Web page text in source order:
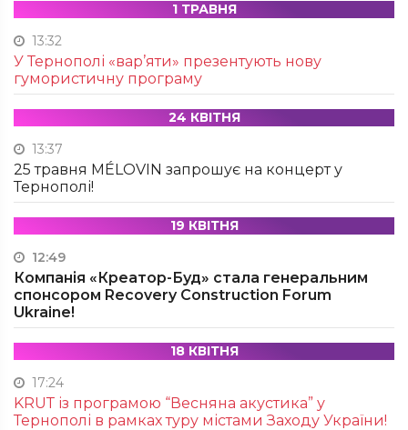
1 ТРАВНЯ
13:32
У Тернополі «вар’яти» презентують нову
гумористичну програму
24 КВІТНЯ
13:37
25 травня MÉLOVIN запрошує на концерт у
Тернополі!
19 КВІТНЯ
12:49
Компанія «Креатор-Буд» стала генеральним
спонсором Recovery Construction Forum
Ukraine!
18 КВІТНЯ
17:24
KRUТ із програмою “Весняна акустика” у
Тернополі в рамках туру містами Заходу України!